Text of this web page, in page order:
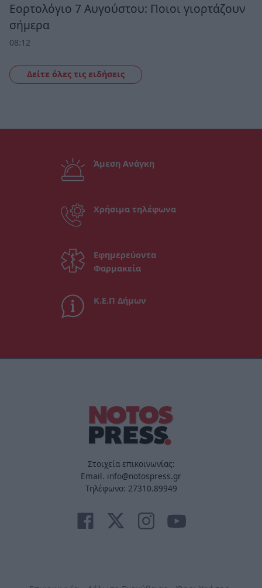
Εορτολόγιο 7 Αυγούστου: Ποιοι γιορτάζουν
σήμερα
08:12
Δείτε όλες τις ειδήσεις
Άμεση Ανάγκη
Χρήσιμα τηλέφωνα
Εφημερεύοντα
Φαρμακεία
Κ.Ε.Π Δήμων
Στοιχεία επικοινωνίας:
Email. info@notospress.gr
Τηλέφωνο: 27310.89949